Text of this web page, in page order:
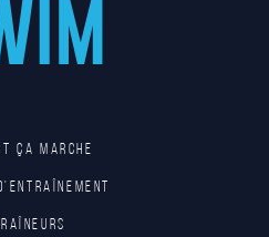
ça marche